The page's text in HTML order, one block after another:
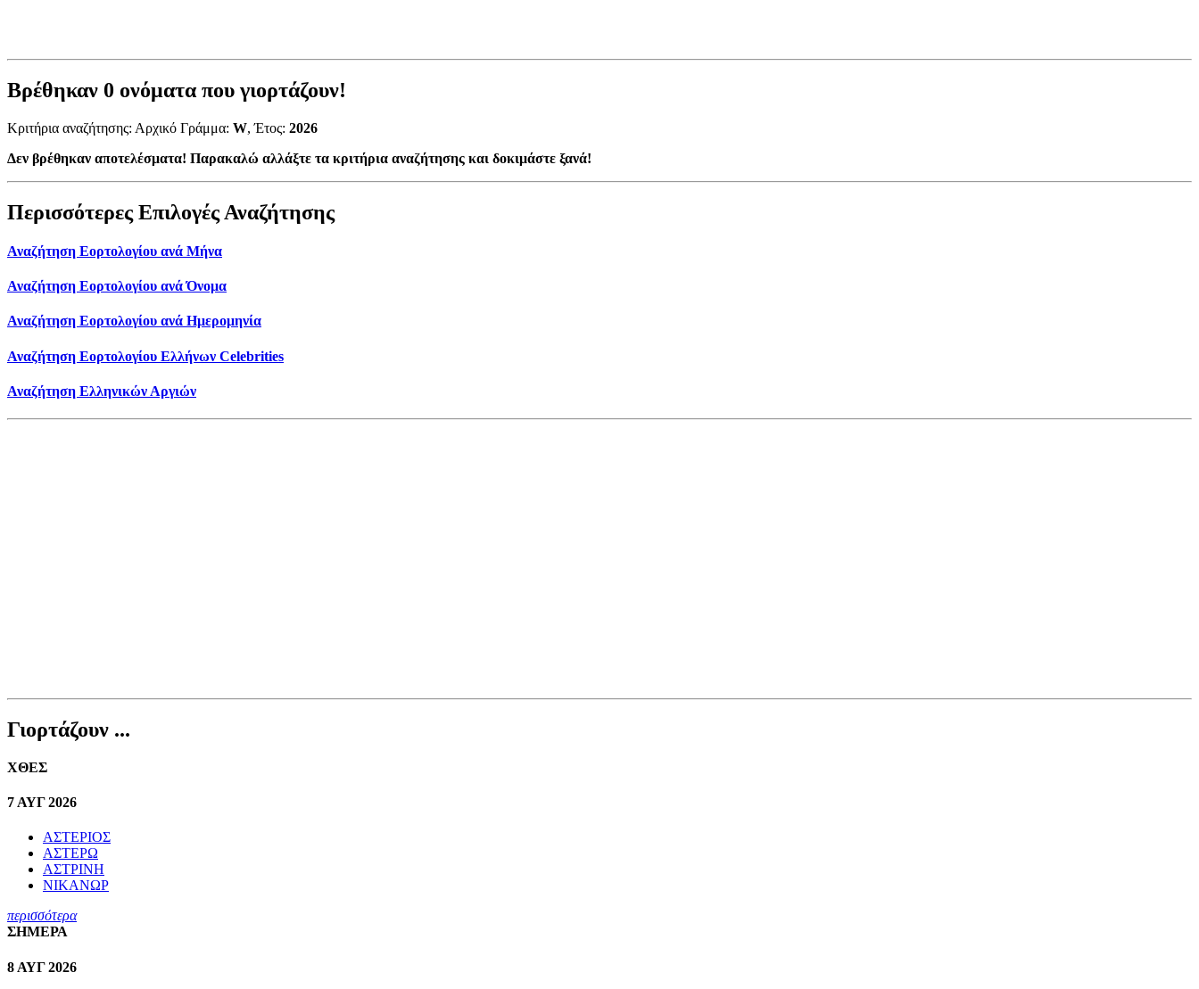
Βρέθηκαν 0 ονόματα που γιορτάζουν!
Κριτήρια αναζήτησης: Αρχικό Γράμμα: W, Έτος: 2026
Δεν βρέθηκαν αποτελέσματα! Παρακαλώ αλλάξτε τα κριτήρια αναζήτησης και δοκιμάστε ξανά!
Περισσότερες Επιλογές Αναζήτησης
Αναζήτηση Εορτολογίου ανά Μήνα
Αναζήτηση Εορτολογίου ανά Όνομα
Αναζήτηση Εορτολογίου ανά Ημερομηνία
Αναζήτηση Εορτολογίου Ελλήνων Celebrities
Αναζήτηση Ελληνικών Αργιών
Γιορτάζουν ...
ΧΘΕΣ
7 ΑΥΓ 2026
ΑΣΤΕΡΙΟΣ
ΑΣΤΕΡΩ
ΑΣΤΡΙΝΗ
ΝΙΚΑΝΩΡ
περισσότερα
ΣΗΜΕΡΑ
8 ΑΥΓ 2026